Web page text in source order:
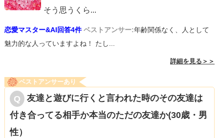
そう思うくら...
恋愛マスター&AI回答4件 ベストアンサー:年齢関係なく、人として
魅力的な人っていますよね！ たし...
詳細を見る＞＞
ベストアンサーあり
友達と遊びに行くと言われた時のその友達は
付き合ってる相手か本当のただの友達か(30歳・男
性）